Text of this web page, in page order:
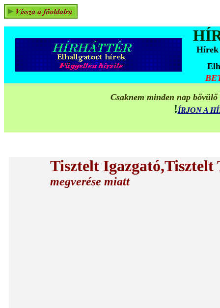
Hírek
Csaknem minden nap
!ÍRJON A
Tisztelt Igazgató,Tisztelt
megverése miatt